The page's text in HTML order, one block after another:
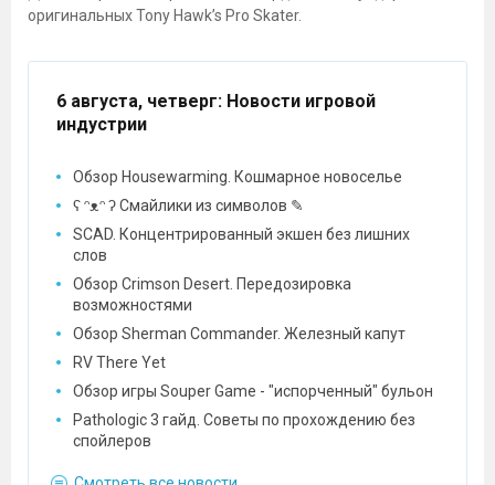
оригинальных Tony Hawk’s Pro Skater.
6 августа, четверг: Новости игровой
индустрии
Обзор Housewarming. Кошмарное новоселье
ʕ ᵔᴥᵔ ʔ Смайлики из символов ✎
SCAD. Концентрированный экшен без лишних
слов
Обзор Crimson Desert. Передозировка
возможностями
Обзор Sherman Commander. Железный капут
RV There Yet
Обзор игры Souper Game - "испорченный" бульон
Pathologic 3 гайд. Советы по прохождению без
спойлеров